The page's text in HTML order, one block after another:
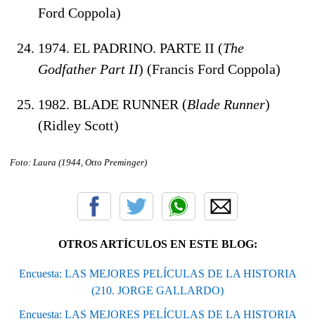
Ford Coppola)
1974. EL PADRINO. PARTE II (The
Godfather Part II) (Francis Ford Coppola)
1982. BLADE RUNNER (Blade Runner)
(Ridley Scott)
Foto: Laura (1944, Otto Preminger)
OTROS ARTÍCULOS EN ESTE BLOG:
Encuesta: LAS MEJORES PELÍCULAS DE LA HISTORIA
(210. JORGE GALLARDO)
Encuesta: LAS MEJORES PELÍCULAS DE LA HISTORIA